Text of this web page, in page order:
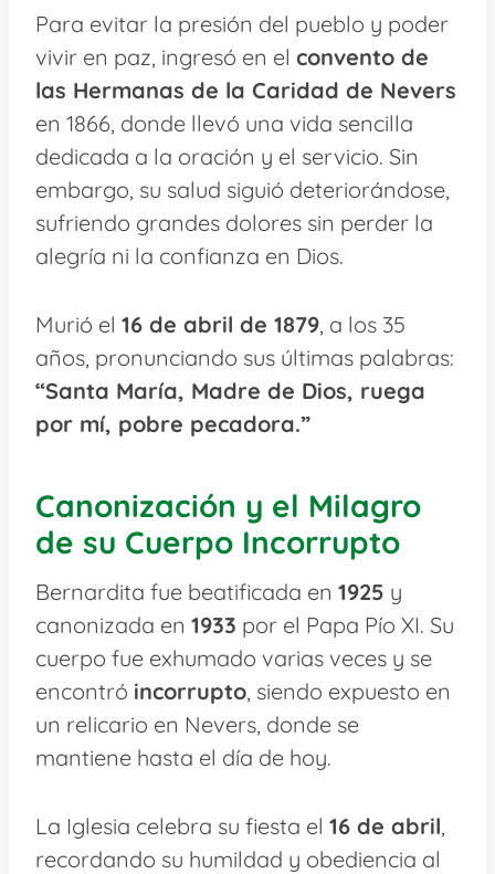
Para evitar la presión del pueblo y poder
vivir en paz, ingresó en el convento de
las Hermanas de la Caridad de Nevers
en 1866, donde llevó una vida sencilla
dedicada a la oración y el servicio. Sin
embargo, su salud siguió deteriorándose,
sufriendo grandes dolores sin perder la
alegría ni la confianza en Dios.
Murió el 16 de abril de 1879, a los 35
años, pronunciando sus últimas palabras:
“Santa María, Madre de Dios, ruega
por mí, pobre pecadora.”
Canonización y el Milagro
de su Cuerpo Incorrupto
Bernardita fue beatificada en 1925 y
canonizada en 1933 por el Papa Pío XI. Su
cuerpo fue exhumado varias veces y se
encontró incorrupto, siendo expuesto en
un relicario en Nevers, donde se
mantiene hasta el día de hoy.
La Iglesia celebra su fiesta el 16 de abril,
recordando su humildad y obediencia al